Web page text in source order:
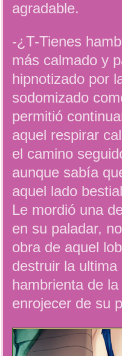
agradable.
-¿T-Tienes
más calmado y
hipnotizado por
sodomizado
permitió
aquel respirar
el camino
aunque sabía
aquel lado
Le mordió una
en su paladar,
obra de aquel
destruir la
hambrienta de
enrojecer de su